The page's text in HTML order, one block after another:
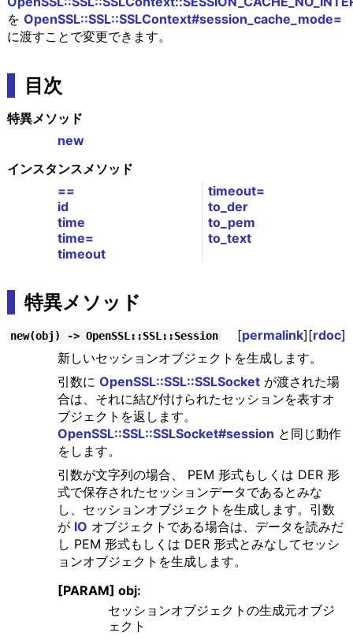
を OpenSSL::SSL::SSLContext#session_cache_mode=
に渡すことで変更できます。
目次
特異メソッド
new
インスタンスメソッド
==
id
time
time=
timeout
timeout=
to_der
to_pem
to_text
特異メソッド
new(obj) -> OpenSSL::SSL::Session [permalink][rdoc]
新しいセッションオブジェクトを生成します。
引数に OpenSSL::SSL::SSLSocketが渡された場
合は、それに結び付けられたセッションを表すオ
ブジェクトを返します。
OpenSSL::SSL::SSLSocket#session と同じ動作
をします。
引数が文字列の場合、 PEM 形式もしくは DER 形
式で保存されたセッションデータであるとみな
し、セッションオブジェクトを生成します。引数
が IO オブジェクトである場合は、データを読みだ
し PEM 形式もしくは DER 形式とみなしてセッシ
ョンオブジェクトを生成します。
[PARAM] obj:
セッションオブジェクトの生成元オブジ
ェクト